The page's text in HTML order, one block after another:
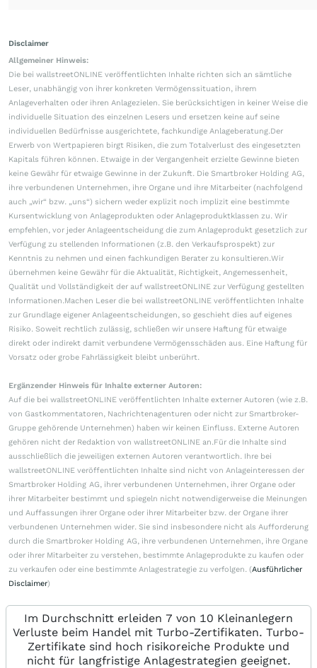
Disclaimer
Allgemeiner Hinweis:
Die bei wallstreetONLINE veröffentlichten Inhalte richten sich an sämtliche
Leser, unabhängig von ihrer konkreten Vermögenssituation, ihrem
Anlageverhalten oder ihren Anlagezielen. Sie berücksichtigen in keiner Weise die
individuelle Situation des einzelnen Lesers und ersetzen keine auf seine
individuellen Bedürfnisse ausgerichtete, fachkundige Anlageberatung.Der
Erwerb von Wertpapieren birgt Risiken, die zum Totalverlust des eingesetzten
Kapitals führen können. Etwaige in der Vergangenheit erzielte Gewinne bieten
keine Gewähr für etwaige Gewinne in der Zukunft. Die Smartbroker Holding AG,
ihre verbundenen Unternehmen, ihre Organe und ihre Mitarbeiter (nachfolgend
auch „wir“ bzw. „uns“) sichern weder explizit noch implizit eine bestimmte
Kursentwicklung von Anlageprodukten oder Anlageproduktklassen zu. Wir
empfehlen, vor jeder Anlageentscheidung die zum Anlageprodukt gesetzlich zur
Verfügung zu stellenden Informationen (z.B. den Verkaufsprospekt) zur
Kenntnis zu nehmen und einen fachkundigen Berater zu konsultieren.Wir
übernehmen keine Gewähr für die Aktualität, Richtigkeit, Angemessenheit,
Qualität und Vollständigkeit der auf wallstreetONLINE zur Verfügung gestellten
Informationen.Machen Leser die bei wallstreetONLINE veröffentlichten Inhalte
zur Grundlage eigener Anlageentscheidungen, so geschieht dies auf eigenes
Risiko. Soweit rechtlich zulässig, schließen wir unsere Haftung für etwaige
direkt oder indirekt damit verbundene Vermögensschäden aus. Eine Haftung für
Vorsatz oder grobe Fahrlässigkeit bleibt unberührt.
Ergänzender Hinweis für Inhalte externer Autoren:
Auf die bei wallstreetONLINE veröffentlichten Inhalte externer Autoren (wie z.B.
von Gastkommentatoren, Nachrichtenagenturen oder nicht zur Smartbroker-
Gruppe gehörende Unternehmen) haben wir keinen Einfluss. Externe Autoren
gehören nicht der Redaktion von wallstreetONLINE an.Für die Inhalte sind
ausschließlich die jeweiligen externen Autoren verantwortlich. Ihre bei
wallstreetONLINE veröffentlichten Inhalte sind nicht von Anlageinteressen der
Smartbroker Holding AG, ihrer verbundenen Unternehmen, ihrer Organe oder
ihrer Mitarbeiter bestimmt und spiegeln nicht notwendigerweise die Meinungen
und Auffassungen ihrer Organe oder ihrer Mitarbeiter bzw. der Organe ihrer
verbundenen Unternehmen wider. Sie sind insbesondere nicht als Aufforderung
durch die Smartbroker Holding AG, ihre verbundenen Unternehmen, ihre Organe
oder ihrer Mitarbeiter zu verstehen, bestimmte Anlageprodukte zu kaufen oder
zu verkaufen oder eine bestimmte Anlagestrategie zu verfolgen. (Ausführlicher
Disclaimer)
Im Durchschnitt erleiden 7 von 10 Kleinanlegern
Verluste beim Handel mit Turbo-Zertifikaten. Turbo-
Zertifikate sind hoch risikoreiche Produkte und
nicht für langfristige Anlagestrategien geeignet.